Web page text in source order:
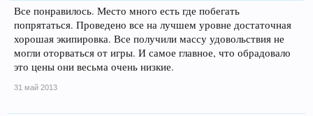
Все понравилось. Место много есть где побегать
попрятаться. Проведено все на лучшем уровне достаточная
хорошая экипировка. Все получили массу удовольствия не
могли оторваться от игры. И самое главное, что обрадовало
это цены они весьма очень низкие.
31 май 2013